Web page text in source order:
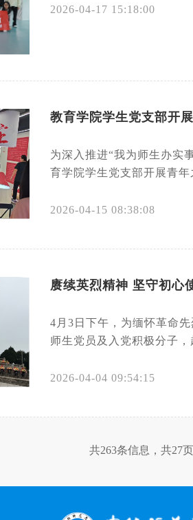
2026-04-17 15:18:00
教育学院学生党支部开
为深入推进“我为师生办实
育学院学生党支部开展青
2026-04-15 08:38:08
赓续英烈精神 坚守初心
4月3日下午，为缅怀革命
师生党员及入党积极分子
2026-04-04 09:54:15
共263条信息，共27